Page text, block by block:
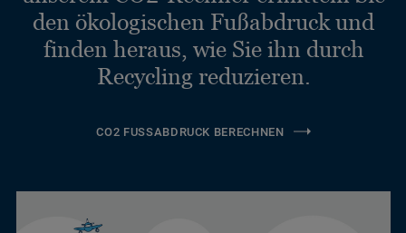
den ökologischen Fußabdruck und
finden heraus, wie Sie ihn durch
Recycling reduzieren.
CO2 FUSSABDRUCK BERECHNEN